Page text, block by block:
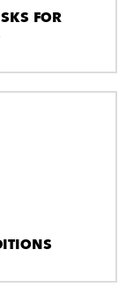
FOR